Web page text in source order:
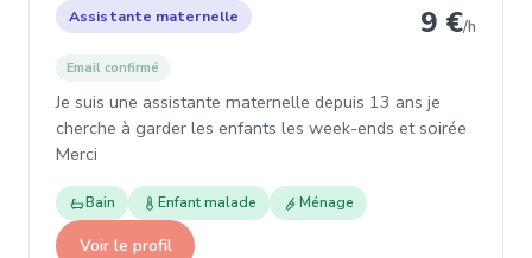
Assistante maternelle 9 €/h
Email confirmé
Je suis une assistante maternelle depuis 13 ans je
cherche à garder les enfants les week-ends et soirée
Merci
Bain Enfant malade Ménage
Voir le profil